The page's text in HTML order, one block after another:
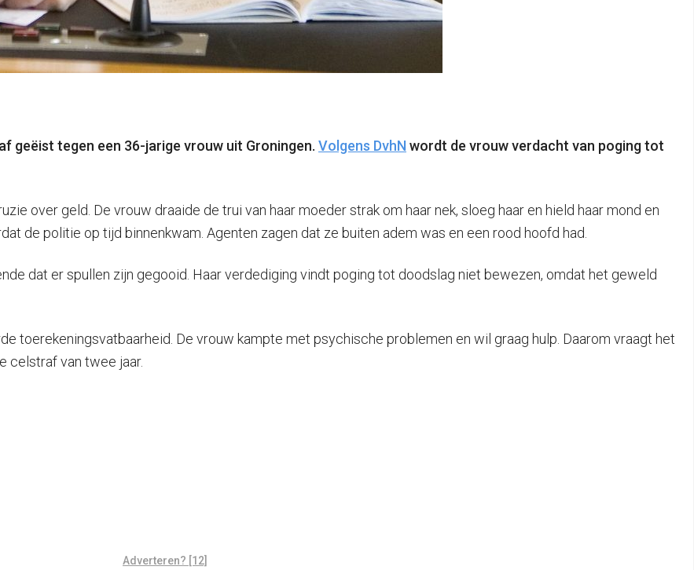
geëist tegen een 36-jarige vrouw uit Groningen. Volgens DvhN wordt de vrouw verdacht van poging tot
over geld. De vrouw draaide de trui van haar moeder strak om haar nek, sloeg haar en hield haar mond en
de politie op tijd binnenkwam. Agenten zagen dat ze buiten adem was en een rood hoofd had.
dat er spullen zijn gegooid. Haar verdediging vindt poging tot doodslag niet bewezen, omdat het geweld
toerekeningsvatbaarheid. De vrouw kampte met psychische problemen en wil graag hulp. Daarom vraagt het
celstraf van twee jaar.
Adverteren? [12]